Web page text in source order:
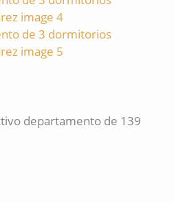
departamento de 139